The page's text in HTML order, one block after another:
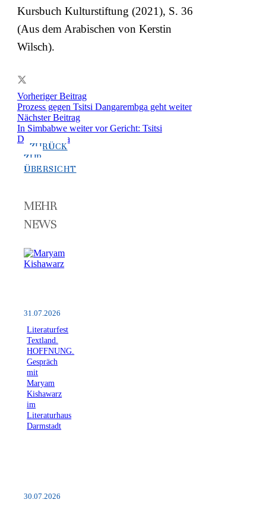
Kursbuch Kulturstiftung (2021), S. 36
(Aus dem Arabischen von Kerstin
Wilsch).
Vorheriger Beitrag
Prozess gegen Tsitsi Dangarembga geht weiter
Nächster Beitrag
In Simbabwe weiter vor Gericht: Tsitsi
Dangarembga
ZURÜCK
ZUR
ÜBERSICHT
MEHR
NEWS
31.07.2026
Literaturfest
Textland.
HOFFNUNG.
Gespräch
mit
Maryam
Kishawarz
im
Literaturhaus
Darmstadt
30.07.2026